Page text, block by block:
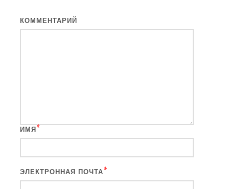
КОММЕНТАРИЙ
ИМЯ *
ЭЛЕКТРОННАЯ ПОЧТА*